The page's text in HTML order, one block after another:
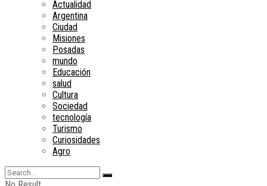
Actualidad
Argentina
Ciudad
Misiones
Posadas
mundo
Educación
salud
Cultura
Sociedad
tecnología
Turismo
Curiosidades
Agro